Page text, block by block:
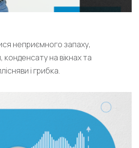
неприємного запаху,
на вікнах та
і грибка.